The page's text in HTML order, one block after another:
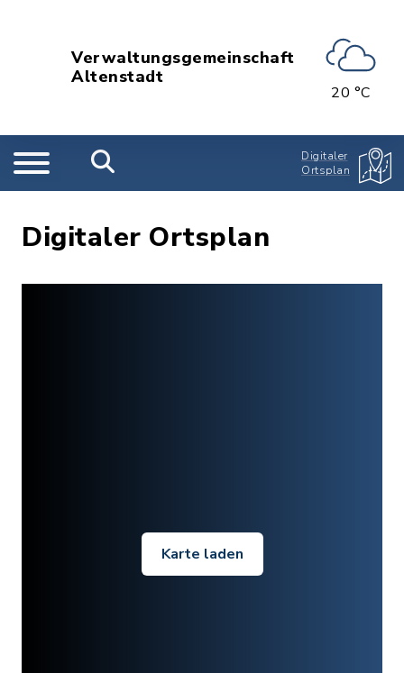
Verwaltungsgemeinschaft
Altenstadt
20 °C
Digitaler
Ortsplan
Digitaler Ortsplan
Karte laden